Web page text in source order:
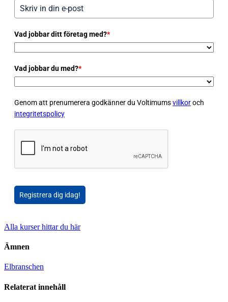
Vad jobbar ditt företag med?*
Vad jobbar du med?*
Genom att prenumerera godkänner du Voltimumsvillkoroch
integritetspolicy
Registrera dig idag!
Alla kurser hittar du här
Ämnen
Elbranschen
Relaterat innehåll